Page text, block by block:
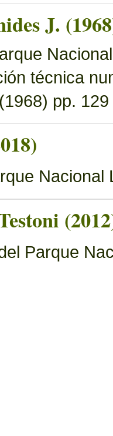
J.
técnica
pp.
Nacional
Parque